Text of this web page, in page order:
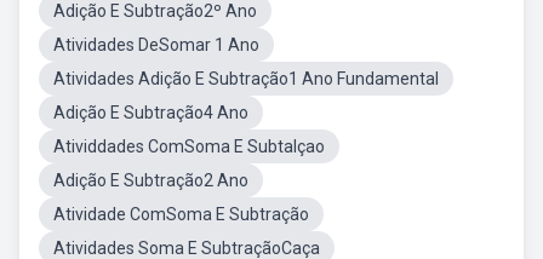
Adição E Subtração2º Ano
Atividades DeSomar 1 Ano
Atividades Adição E Subtração1 Ano Fundamental
Adição E Subtração4 Ano
Atividdades ComSoma E Subtalçao
Adição E Subtração2 Ano
Atividade ComSoma E Subtração
Atividades Soma E SubtraçãoCaça